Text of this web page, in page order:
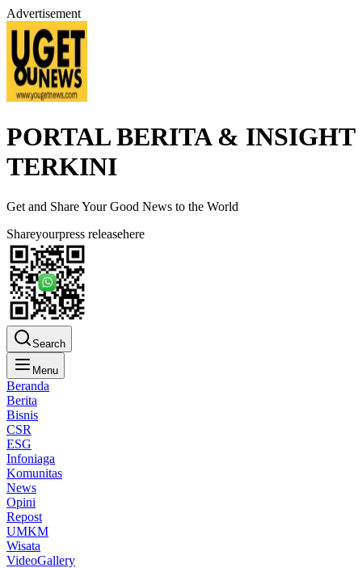
Advertisement
PORTAL BERITA & INSIGHT
TERKINI
Get and Share Your Good News to the World
Shareyourpress releasehere
Search
Menu
Beranda
Berita
Bisnis
CSR
ESG
Infoniaga
Komunitas
News
Opini
Repost
UMKM
Wisata
VideoGallery